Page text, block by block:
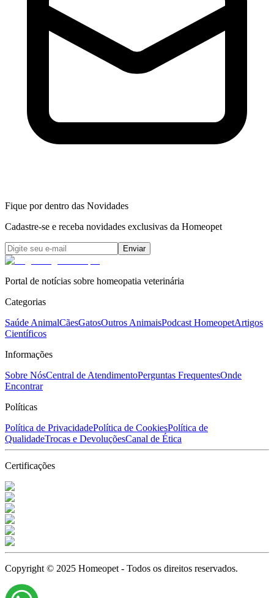
Fique por dentro das Novidades
Cadastre-se e receba novidades exclusivas da Homeopet
Enviar
Portal de notícias sobre homeopatia veterinária
Categorias
Saúde AnimalCãesGatosOutros AnimaisPodcast HomeopetArtigos
Científicos
Informações
Sobre NósCentral de AtendimentoPerguntas FrequentesOnde
Encontrar
Políticas
Política de PrivacidadePolítica de CookiesPolítica de
QualidadeTrocas e DevoluçõesCanal de Ética
Certificações
Copyright © 2025 Homeopet - Todos os direitos reservados.